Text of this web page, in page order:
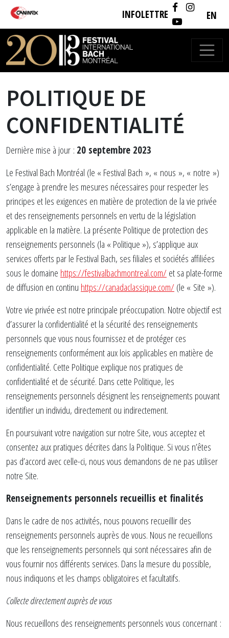
Passer au contenu
EN
INFOLETTRE
NAVIGATION PRINCIPALE
POLITIQUE DE
CONFIDENTIALITÉ
Dernière mise à jour : 20 septembre 2023
Le Festival Bach Montréal (le « Festival Bach », « nous », « notre »)
s’engage à prendre les mesures nécessaires pour respecter les
principes et les exigences en matière de protection de la vie privée
et des renseignements personnels en vertu de la législation
applicable en la matière. La présente Politique de protection des
renseignements personnels (la « Politique »), s’applique aux
services offerts par le Festival Bach, ses filiales et sociétés affiliées
sous le domaine https://festivalbachmontreal.com/et sa plate-forme
de diffusion en continu https://canadaclassique.com/(le « Site »).
Votre vie privée est notre principale préoccupation. Notre objectif est
d’assurer la confidentialité et la sécurité des renseignements
personnels que vous nous fournissez et de protéger ces
renseignements conformément aux lois applicables en matière de
confidentialité. Cette Politique explique nos pratiques de
confidentialité et de sécurité. Dans cette Politique, les
renseignements personnels désignent les renseignements pouvant
identifier un individu, directement ou indirectement.
En poursuivant votre navigation sur notre Site, vous acceptez et
consentez aux pratiques décrites dans la Politique. Si vous n’êtes
pas d’accord avec celle-ci, nous vous demandons de ne pas utiliser
notre Site.
Renseignements personnels recueillis et finalités
Dans le cadre de nos activités, nous pouvons recueillir des
renseignements personnels auprès de vous. Nous ne recueillons
que les renseignements personnels qui sont nécessaires afin de
vous fournir nos différents services. Dans la mesure du possible,
nous indiquons et les champs obligatoires et facultatifs.
Collecte directement auprès de vous
Nous recueillons des renseignements personnels vous concernant :